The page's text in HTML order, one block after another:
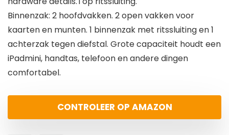
Binnenzak: 2 hoofdvakken. 2 open vakken voor
kaarten en munten. 1 binnenzak met ritssluiting en 1
achterzak tegen diefstal. Grote capaciteit houdt een
iPadmini, handtas, telefoon en andere dingen
comfortabel.
CONTROLEER OP AMAZON